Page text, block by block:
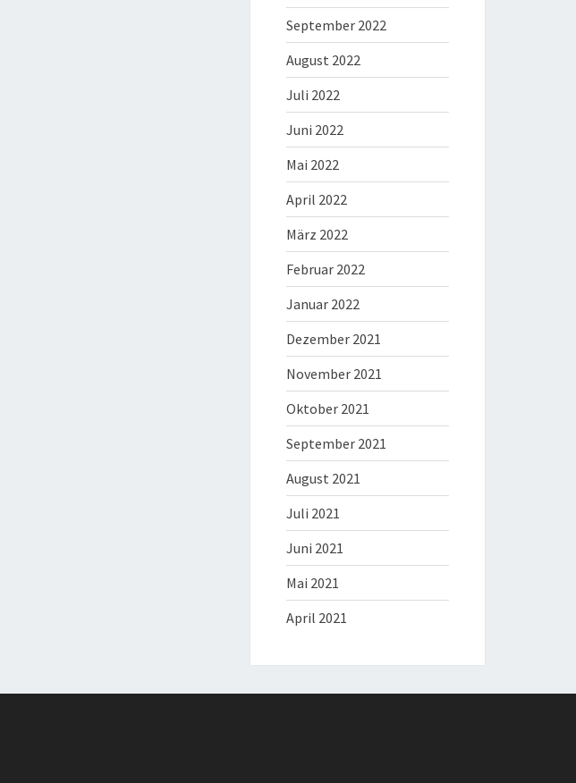
September 2022
August 2022
Juli 2022
Juni 2022
Mai 2022
April 2022
März 2022
Februar 2022
Januar 2022
Dezember 2021
November 2021
Oktober 2021
September 2021
August 2021
Juli 2021
Juni 2021
Mai 2021
April 2021